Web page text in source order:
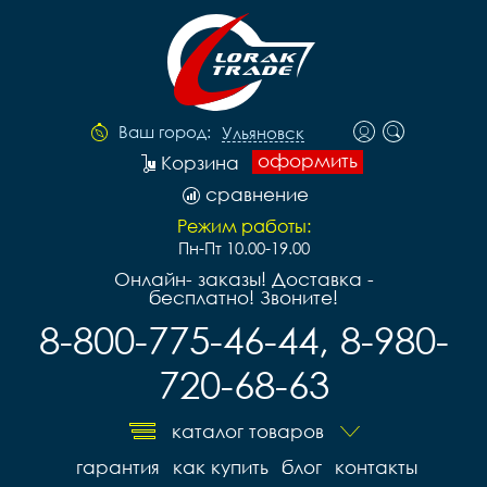
Ваш город: Ульяновск
оформить
Корзина
сравнение
Режим работы:
Пн-Пт 10.00-19.00
Онлайн- заказы! Доставка -
бесплатно! Звоните!
8-800-775-46-44, 8-980-
720-68-63
каталог товаров
контакты
блог
как купить
гарантия